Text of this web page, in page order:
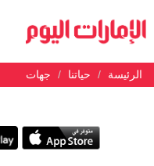
الرئيسة حياتنا جهات